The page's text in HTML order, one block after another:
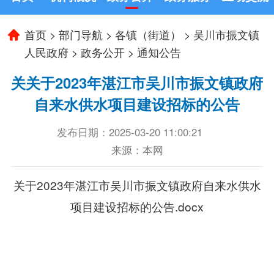
首页 >部门导航 >各镇（街道） > 吴川市振文镇
人民政府 >政务公开 >通知公告
关关于2023年湛江市吴川市振文镇政府
自来水供水项目建设招标的公告
发布日期：2025-03-20 11:00:21
来源：本网
关于2023年湛江市吴川市振文镇政府自来水供水
项目建设招标的公告.docx